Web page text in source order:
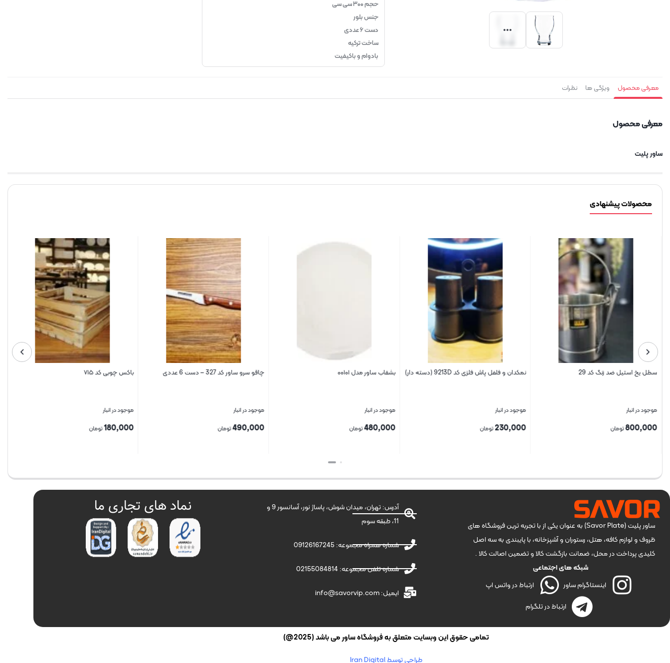
حجم ۳۰۰ سی سی
جنس بلور
دست ۶ عددی
ساخت ترکیه
بادوام و باکیفیت
معرفی محصول ویژگی ها نظرات
معرفی محصول
ساور پلیت
محصولات پیشنهادی
سطل یخ استیل ضد زنگ کد 29
موجود در انبار
800,000 تومان
نمکدان و فلفل پاش فلزی کد 9213D (دسته دار)
موجود در انبار
230,000 تومان
بشقاب ساور مدل ۰۰۱۰۱
موجود در انبار
480,000 تومان
چاقو سرو ساور کد 327 – دست 6 عددی
موجود در انبار
490,000تومان
باکس چوبی کد ۷۱۵
موجود در انبار
180,000تومان
ساور پلیت (Savor Plate) به عنوان یکی از با تجربه ترین فروشگاه های
ظروف و لوازم کافه، هتل، رستوران و آشپزخانه، با پایبندی به سه اصل
کلیدی پرداخت در محل، ضمانت بازگشت کالا و تضمین اصالت کالا .
شبکه های اجتماعی
اینستاگرام ساور
ارتباط در واتس اپ
ارتباط در تلگرام
آدرس: تهران، میدان شوش، پاساژ نور، آسانسور 9 و
11، طبقه سوم
شماره همراه مجموعه: 09126167245
شماره تلفن مجموعه: 02155084814
ایمیل: info@savorvip.com
نماد های تجاری ما
تمامی حقوق این وبسایت متعلق به فروشگاه ساور می باشد (2025@)
طراحی توسط Iran Digital